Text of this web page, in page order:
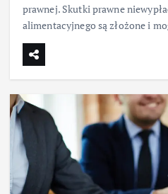
prawnej. Skutki prawne
alimentacyjnego są złożone i